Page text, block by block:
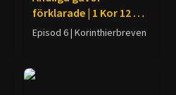
förklarade | 1 Kor 12 &
14
Episod 6 | Korinthierbreven